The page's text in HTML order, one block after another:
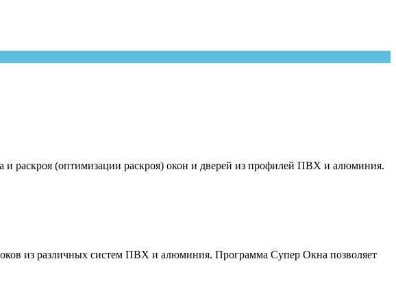
и раскроя (оптимизации раскроя) окон и дверей из профилей ПВХ и алюминия.
из различных систем ПВХ и алюминия. Программа Супер Окна позволяет